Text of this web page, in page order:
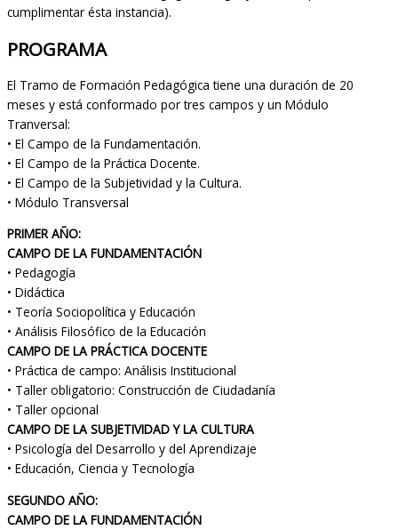
cumplimentar ésta instancia).
PROGRAMA
El Tramo de Formación Pedagógica tiene una duración de 20
meses y está conformado por tres campos y un Módulo
Tranversal:
• El Campo de la Fundamentación.
• El Campo de la Práctica Docente.
• El Campo de la Subjetividad y la Cultura.
• Módulo Transversal
PRIMER AÑO:
CAMPO DE LA FUNDAMENTACIÓN
• Pedagogía
• Didáctica
• Teoría Sociopolítica y Educación
• Análisis Filosófico de la Educación
CAMPO DE LA PRÁCTICA DOCENTE
• Práctica de campo: Análisis Institucional
• Taller obligatorio: Construcción de Ciudadanía
• Taller opcional
CAMPO DE LA SUBJETIVIDAD Y LA CULTURA
• Psicología del Desarrollo y del Aprendizaje
• Educación, Ciencia y Tecnología
SEGUNDO AÑO:
CAMPO DE LA FUNDAMENTACIÓN